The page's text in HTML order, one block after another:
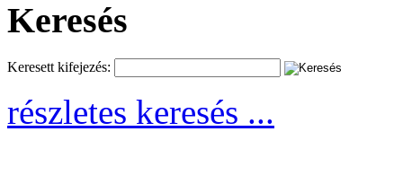
Keresés
Keresett kifejezés:
részletes keresés ...